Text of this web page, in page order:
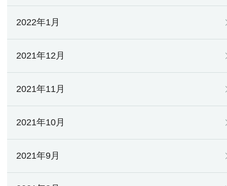
2022年1月
2021年12月
2021年11月
2021年10月
2021年9月